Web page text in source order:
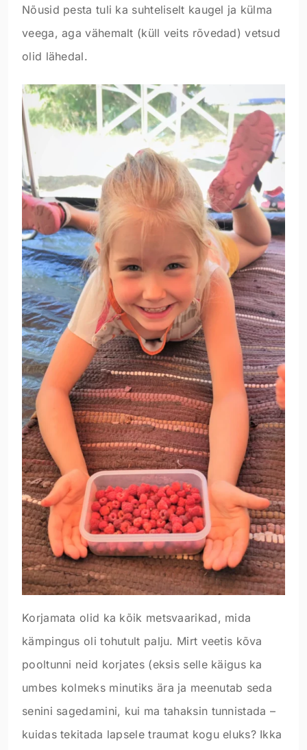
Nõusid pesta tuli ka suhteliselt kaugel ja külma
veega, aga vähemalt (küll veits rõvedad) vetsud
olid lähedal.
Korjamata olid ka kõik metsvaarikad, mida
kämpingus oli tohutult palju. Mirt veetis kõva
pooltunni neid korjates (eksis selle käigus ka
umbes kolmeks minutiks ära ja meenutab seda
senini sagedamini, kui ma tahaksin tunnistada –
kuidas tekitada lapsele traumat kogu eluks? Ikka